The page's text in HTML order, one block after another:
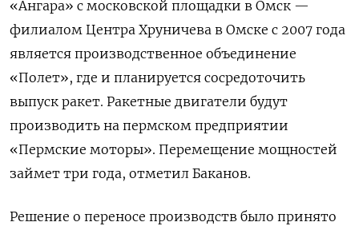
«Ангара» с московской площадки в Омск —
филиалом Центра Хруничева в Омске с 2007 года
является производственное объединение
«Полет», где и планируется сосредоточить
выпуск ракет. Ракетные двигатели будут
производить на пермском предприятии
«Пермские моторы». Перемещение мощностей
займет три года, отметил Баканов.
Решение о переносе производств было принято